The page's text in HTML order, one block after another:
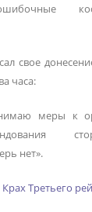
свое
часа:
меры к
нет».
Третьего